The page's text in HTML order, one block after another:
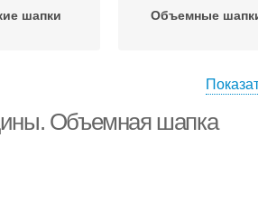
шапки Объемные
Объемная шапка